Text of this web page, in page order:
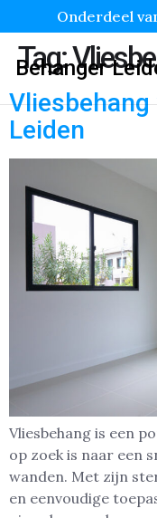
Onderdeel
Behanger
Tag:
Leiden
Vliesbehang is een
op zoek is naar een
wanden. Met zijn
en eenvoudige